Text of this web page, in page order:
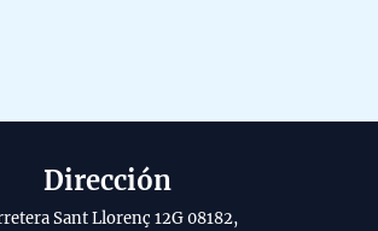
Dirección
Sant Llorenç 12G 08182,